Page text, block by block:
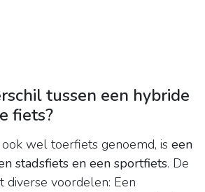
tussen een hybride
fiets?
wel toerfiets genoemd, is een
stadsfiets en een sportfiets. De
diverse voordelen: Een